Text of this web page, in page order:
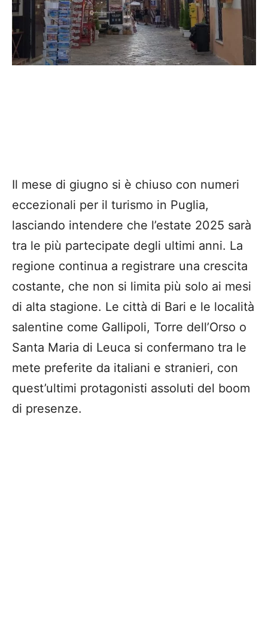
Il mese di giugno si è chiuso con numeri
eccezionali per il turismo in Puglia,
lasciando intendere che l’estate 2025 sarà
tra le più partecipate degli ultimi anni. La
regione continua a registrare una crescita
costante, che non si limita più solo ai mesi
di alta stagione. Le città di Bari e le località
salentine come Gallipoli, Torre dell’Orso o
Santa Maria di Leuca si confermano tra le
mete preferite da italiani e stranieri, con
quest’ultimi protagonisti assoluti del boom
di presenze.